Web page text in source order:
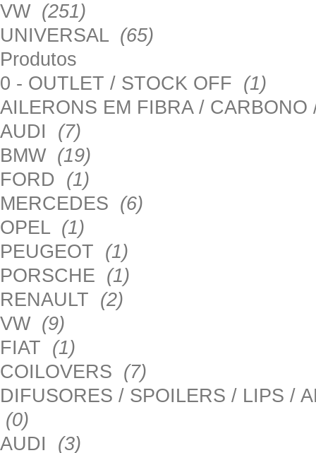
VW (251)
UNIVERSAL (65)
Produtos
0 - OUTLET / STOCK OFF (1)
AILERONS EM FIBRA /
AUDI (7)
BMW (19)
FORD (1)
MERCEDES (6)
OPEL (1)
PEUGEOT (1)
PORSCHE (1)
RENAULT (2)
VW (9)
FIAT (1)
COILOVERS (7)
DIFUSORES / SPOILERS / LIPS /
(0)
AUDI (3)